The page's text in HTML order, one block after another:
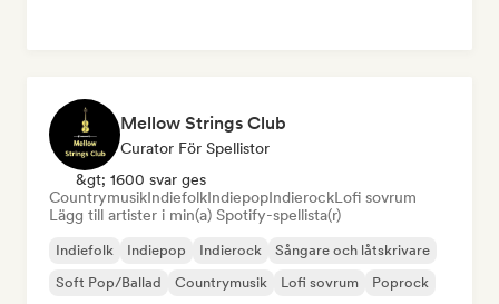
Mellow Strings Club
Curator För Spellistor
&gt; 1600 svar ges
CountrymusikIndiefolkIndiepopIndierockLofi sovrum
Lägg till artister i min(a) Spotify-spellista(r)
Indiefolk Indiepop Indierock
Sångare och låtskrivare
Soft Pop/Ballad
Countrymusik Lofi sovrum Poprock